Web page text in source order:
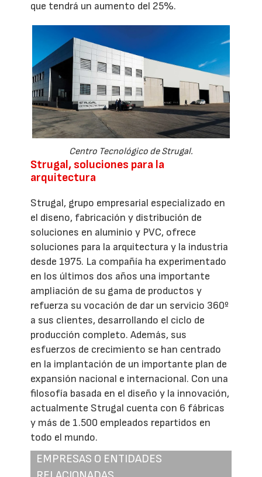
que tendrá un aumento del 25%.
Centro Tecnológico de Strugal.
Strugal, soluciones para la
arquitectura
Strugal, grupo empresarial especializado en
el diseno, fabricación y distribución de
soluciones en aluminio y PVC, ofrece
soluciones para la arquitectura y la industria
desde 1975. La compañía ha experimentado
en los últimos dos años una importante
ampliación de su gama de productos y
refuerza su vocación de dar un servicio 360º
a sus clientes, desarrollando el ciclo de
producción completo. Además, sus
esfuerzos de crecimiento se han centrado
en la implantación de un importante plan de
expansión nacional e internacional. Con una
filosofía basada en el diseño y la innovación,
actualmente Strugal cuenta con 6 fábricas
y más de 1.500 empleados repartidos en
todo el mundo.
EMPRESAS O ENTIDADES